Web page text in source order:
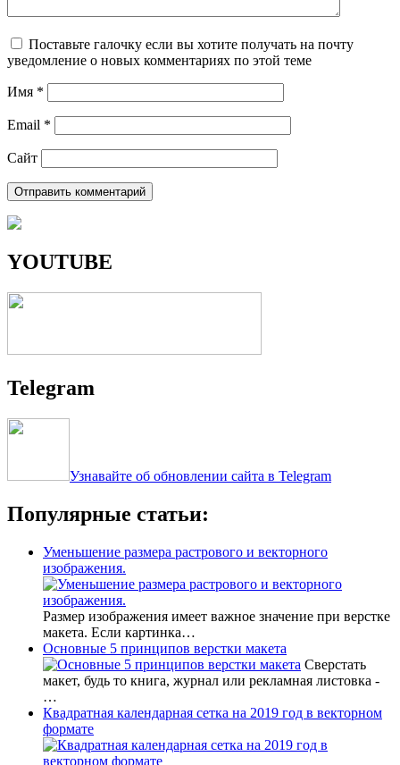
Поставьте галочку если вы хотите получать на почту
уведомление о новых комментариях по этой теме
Имя *
Email *
Сайт
YOUTUBE
Telegram
Узнавайте об обновлении сайта в Telegram
Популярные статьи:
Уменьшение размера растрового и векторного
изображения.
Размер изображения имеет важное значение при верстке
макета. Если картинка…
Основные 5 принципов верстки макета
Сверстать
макет, будь то книга, журнал или рекламная листовка -
…
Квадратная календарная сетка на 2019 год в векторном
формате